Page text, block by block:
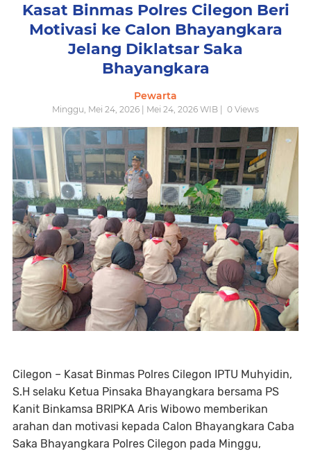
Kasat Binmas Polres Cilegon Beri
Motivasi ke Calon Bhayangkara
Jelang Diklatsar Saka
Bhayangkara
Pewarta
Minggu, Mei 24, 2026 | Mei 24, 2026 WIB | 0 Views
Cilegon – Kasat Binmas Polres Cilegon IPTU Muhyidin,
S.H selaku Ketua Pinsaka Bhayangkara bersama PS
Kanit Binkamsa BRIPKA Aris Wibowo memberikan
arahan dan motivasi kepada Calon Bhayangkara Caba
Saka Bhayangkara Polres Cilegon pada Minggu,